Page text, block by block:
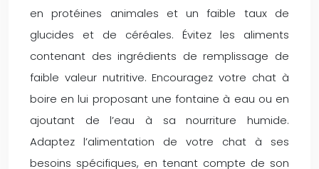
en protéines animales et un faible taux de
glucides et de céréales. Évitez les aliments
contenant des ingrédients de remplissage de
faible valeur nutritive. Encouragez votre chat à
boire en lui proposant une fontaine à eau ou en
ajoutant de l’eau à sa nourriture humide.
Adaptez l’alimentation de votre chat à ses
besoins spécifiques, en tenant compte de son